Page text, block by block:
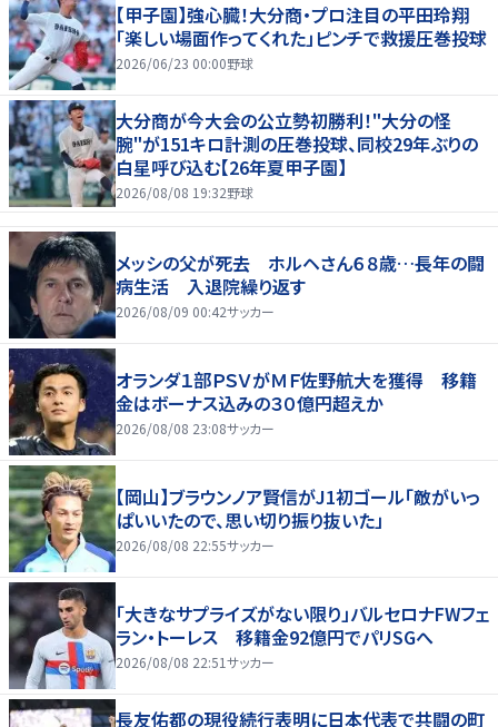
【甲子園】強心臓！大分商・プロ注目の平田玲翔
「楽しい場面作ってくれた」ピンチで救援圧巻投球
2026/06/23 00:00野球
大分商が今大会の公立勢初勝利！"大分の怪
腕"が151キロ計測の圧巻投球、同校29年ぶりの
白星呼び込む【26年夏甲子園】
2026/08/08 19:32野球
メッシの父が死去 ホルヘさん６８歳…長年の闘
病生活 入退院繰り返す
2026/08/09 00:42サッカー
オランダ１部ＰＳＶがＭＦ佐野航大を獲得 移籍
金はボーナス込みの３０億円超えか
2026/08/08 23:08サッカー
【岡山】ブラウンノア賢信がJ1初ゴール「敵がいっ
ぱいいたので、思い切り振り抜いた」
2026/08/08 22:55サッカー
「大きなサプライズがない限り」バルセロナFWフェ
ラン・トーレス 移籍金92億円でパリSGへ
2026/08/08 22:51サッカー
長友佑都の現役続行表明に日本代表で共闘の町